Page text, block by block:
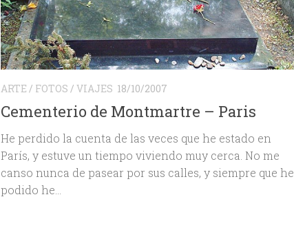
ARTE / FOTOS / VIAJES 18/10/2007
Cementerio de Montmartre – Paris
He perdido la cuenta de las veces que he estado en
París, y estuve un tiempo viviendo muy cerca. No me
canso nunca de pasear por sus calles, y siempre que he
podido he...